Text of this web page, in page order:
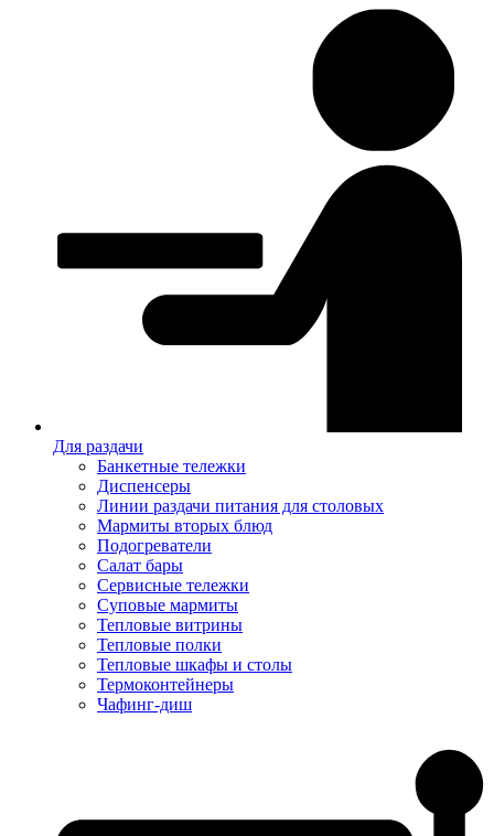
Для раздачи
Банкетные тележки
Диспенсеры
Линии раздачи питания для столовых
Мармиты вторых блюд
Подогреватели
Салат бары
Сервисные тележки
Суповые мармиты
Тепловые витрины
Тепловые полки
Тепловые шкафы и столы
Термоконтейнеры
Чафинг-диш